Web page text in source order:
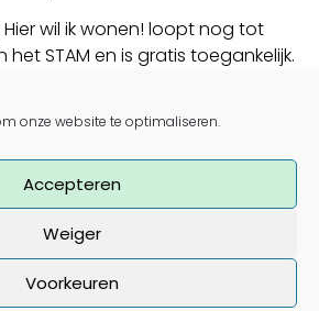
onze website te optimaliseren.
Accepteren
Weiger
Voorkeuren
wil ik wonen! loopt nog tot
het STAM en is gratis toegankelijk.
Late Donderdagen in het STAM
wil ik wonen! in het STAM door de